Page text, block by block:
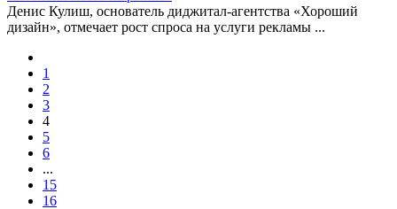
Денис Кулиш, основатель диджитал-агентства «Хороший
дизайн», отмечает рост спроса на услуги рекламы ...
1
2
3
4
5
6
...
15
16